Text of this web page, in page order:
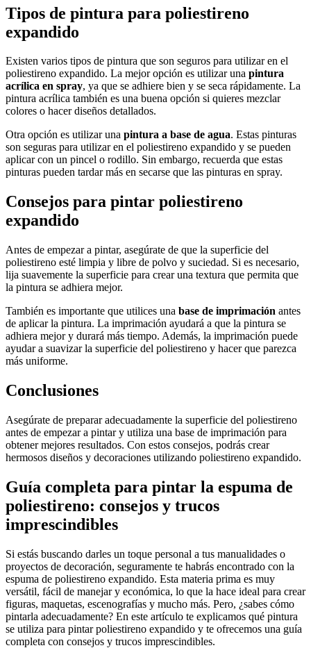
Tipos de pintura para poliestireno
expandido
Existen varios tipos de pintura que son seguros para utilizar en el
poliestireno expandido. La mejor opción es utilizar una pintura
acrílica en spray, ya que se adhiere bien y se seca rápidamente. La
pintura acrílica también es una buena opción si quieres mezclar
colores o hacer diseños detallados.
Otra opción es utilizar una pintura a base de agua. Estas pinturas
son seguras para utilizar en el poliestireno expandido y se pueden
aplicar con un pincel o rodillo. Sin embargo, recuerda que estas
pinturas pueden tardar más en secarse que las pinturas en spray.
Consejos para pintar poliestireno
expandido
Antes de empezar a pintar, asegúrate de que la superficie del
poliestireno esté limpia y libre de polvo y suciedad. Si es necesario,
lija suavemente la superficie para crear una textura que permita que
la pintura se adhiera mejor.
También es importante que utilices una base de imprimación antes
de aplicar la pintura. La imprimación ayudará a que la pintura se
adhiera mejor y durará más tiempo. Además, la imprimación puede
ayudar a suavizar la superficie del poliestireno y hacer que parezca
más uniforme.
Conclusiones
Asegúrate de preparar adecuadamente la superficie del poliestireno
antes de empezar a pintar y utiliza una base de imprimación para
obtener mejores resultados. Con estos consejos, podrás crear
hermosos diseños y decoraciones utilizando poliestireno expandido.
Guía completa para pintar la espuma de
poliestireno: consejos y trucos
imprescindibles
Si estás buscando darles un toque personal a tus manualidades o
proyectos de decoración, seguramente te habrás encontrado con la
espuma de poliestireno expandido. Esta materia prima es muy
versátil, fácil de manejar y económica, lo que la hace ideal para crear
figuras, maquetas, escenografías y mucho más. Pero, ¿sabes cómo
pintarla adecuadamente? En este artículo te explicamos qué pintura
se utiliza para pintar poliestireno expandido y te ofrecemos una guía
completa con consejos y trucos imprescindibles.